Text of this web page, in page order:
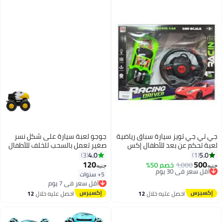
جي تي جي تويز سيارة سباق رياضية
لعبة تحكم عن بعد للأطفال إكس
ريسينج مع أبواب قابلة للفتح لأعلى
وأضواء ومؤثرات
5.0
1
جنيه500
1,000خصم 50% أقل سعر في 30 يوم
توصيل مجاني
احصل عليه خلال12
جوجو لعبة سيارة على شكل نسر
صغير تعمل بالسحب للخلف للأطفال
4.0
3
جنيه120
5+ سنوات أقل سعر في 7 يوم
توصيل مجاني
أقل سعر في 7 يوماحصل عليه خلال12